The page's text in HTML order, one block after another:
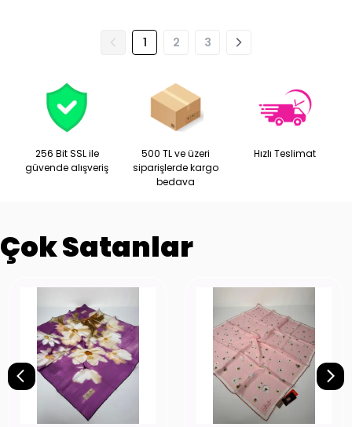
1 2 3
256 Bit SSL ile
güvende alışveriş
500 TL ve üzeri
siparişlerde kargo
bedava
Hızlı Teslimat
Çok Satanlar